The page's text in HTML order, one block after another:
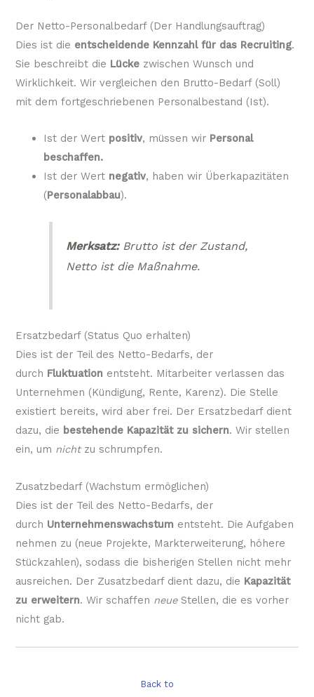
Der Netto-Personalbedarf (Der Handlungsauftrag)
Dies ist die entscheidende Kennzahl für das Recruiting.
Sie beschreibt die Lückezwischen Wunsch und
Wirklichkeit. Wir vergleichen den Brutto-Bedarf (Soll)
mit dem fortgeschriebenen Personalbestand (Ist).
Ist der Wert positiv, müssen wir Personal
beschaffen.
Ist der Wert negativ, haben wir Überkapazitäten
(Personalabbau).
Merksatz:Brutto ist der Zustand,
Netto ist die Maßnahme.
Ersatzbedarf (Status Quo erhalten)
Dies ist der Teil des Netto-Bedarfs, der
durch Fluktuation entsteht. Mitarbeiter verlassen das
Unternehmen (Kündigung, Rente, Karenz). Die Stelle
existiert bereits, wird aber frei. Der Ersatzbedarf dient
dazu, die bestehende Kapazität zu sichern. Wir stellen
ein, um nichtzu schrumpfen.
Zusatzbedarf (Wachstum ermöglichen)
Dies ist der Teil des Netto-Bedarfs, der
durch Unternehmenswachstum entsteht. Die Aufgaben
nehmen zu (neue Projekte, Markterweiterung, höhere
Stückzahlen), sodass die bisherigen Stellen nicht mehr
ausreichen. Der Zusatzbedarf dient dazu, die Kapazität
zu erweitern. Wir schaffen neueStellen, die es vorher
nicht gab.
Back to